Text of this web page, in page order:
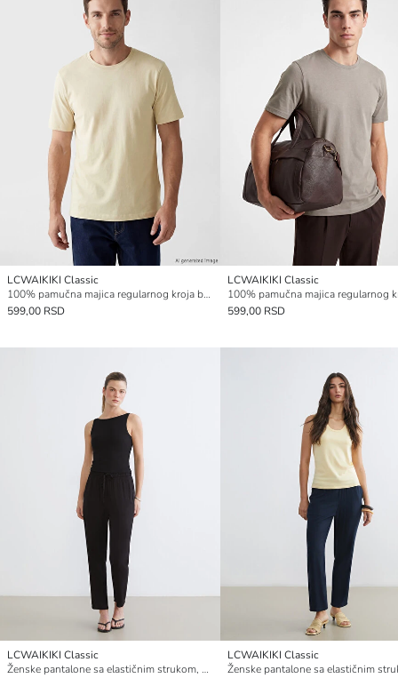
LCWAIKIKI Classic
100% pamučna majica regularnog kroja basic
599,00 RSD
LCWAIKIKI Classic
599,00 RSD
LCWAIKIKI Classic
Ženske pantalone sa elastičnim strukom, šargarepa kroja
LCWAIKIKI Classic